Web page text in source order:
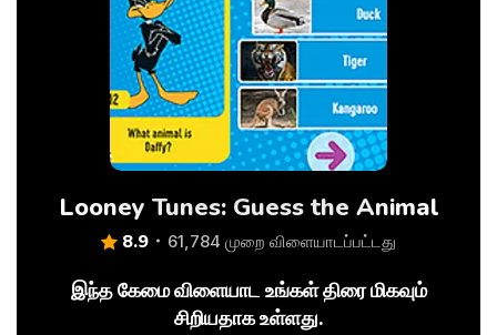
Looney Tunes: Guess the Animal
8.9 61,784 முறை விளையாடப்பட்டது
இந்த கேமை விளையாட உங்கள் திரை மிகவும்
சிறியதாக உள்ளது.